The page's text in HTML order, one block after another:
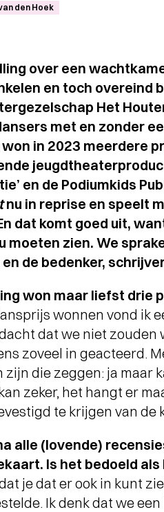
DE
-
en
WAT EEN
Terugblik
den Hoek
over een
en toch overeind
Het
met en zonder
in 2023 meerdere
en de Podiumkids
nu in reprise en speelt
dat komt goed uit,
moeten zien. We
en de bedenker,
won maar liefst drie
wonnen vond ik
dat we niet
zoveel in geacteerd.
zijn die zeggen: ja maar
zeker, het hangt er
te krijgen van de
alle (lovende)
Is het bedoeld
je dat er ook in kunt
Ik denk dat we